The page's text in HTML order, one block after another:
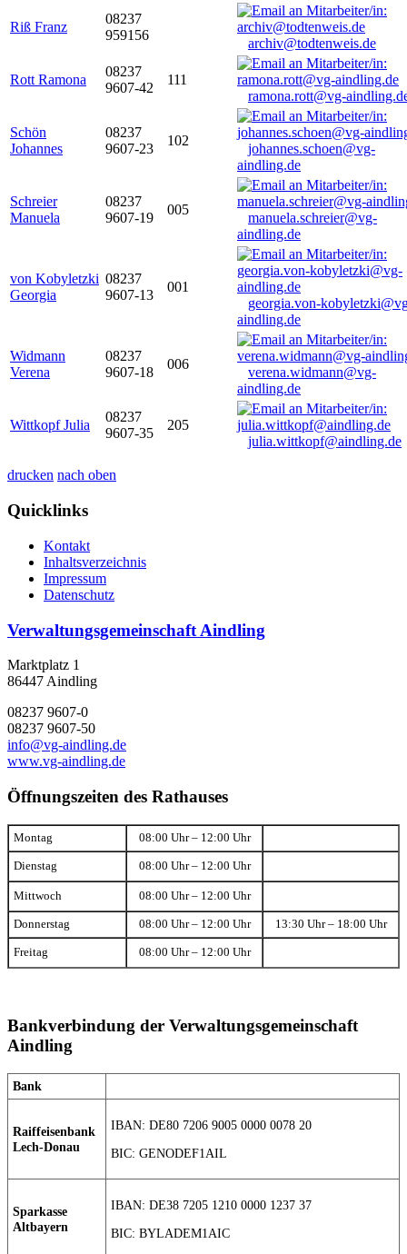
Riß Franz
08237
959156
archiv@todtenweis.de
Rott Ramona
08237
9607-42
111
ramona.rott@vg-
Schön
Johannes
08237
9607-23
102
johannes.schoen@vg-
aindling.de
Schreier
Manuela
08237
9607-19
005
manuela.schreier@vg-
aindling.de
von Kobyletzki
Georgia
08237
9607-13
001
georgia.von-
aindling.de
Widmann
Verena
08237
9607-18
006
verena.widmann@vg-
aindling.de
Wittkopf Julia
08237
9607-35
205
julia.wittkopf@aindling.de
drucken nach oben
Quicklinks
Kontakt
Inhaltsverzeichnis
Impressum
Datenschutz
Verwaltungsgemeinschaft Aindling
Marktplatz 1
86447 Aindling
08237 9607-0
08237 9607-50
info@vg-aindling.de
www.vg-aindling.de
Öffnungszeiten des Rathauses
Montag 08:00 Uhr – 12:00 Uhr
Dienstag 08:00 Uhr – 12:00 Uhr
Mittwoch 08:00 Uhr – 12:00 Uhr
Donnerstag 08:00 Uhr – 12:00 Uhr 13:30 Uhr – 18:00 Uhr
Freitag 08:00 Uhr – 12:00 Uhr
Bankverbindung der Verwaltungsgemeinschaft
Aindling
Bank
Raiffeisenbank
Lech-Donau
IBAN: DE80 7206 9005 0000 0078 20
BIC: GENODEF1AIL
Sparkasse
Altbayern
IBAN: DE38 7205 1210 0000 1237 37
BIC: BYLADEM1AIC